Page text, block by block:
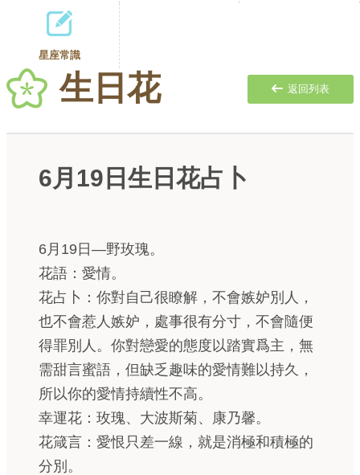
星座常識
生日花 返回列表
6月19日生日花占卜
6月19日—野玫瑰。
花語：愛情。
花占卜：你對自己很瞭解，不會嫉妒別人，
也不會惹人嫉妒，處事很有分寸，不會隨便
得罪別人。你對戀愛的態度以踏實爲主，無
需甜言蜜語，但缺乏趣味的愛情難以持久，
所以你的愛情持續性不高。
幸運花：玫瑰、大波斯菊、康乃馨。
花箴言：愛恨只差一線，就是消極和積極的
分別。